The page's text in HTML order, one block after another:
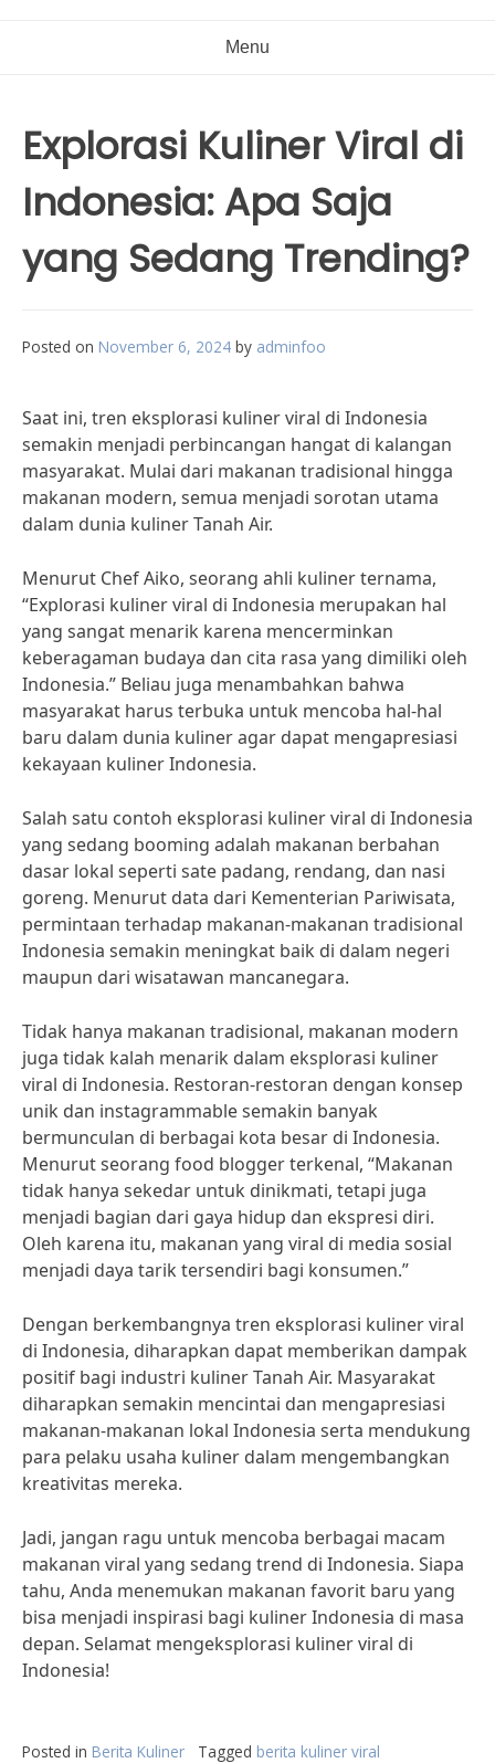
Menu
Explorasi Kuliner Viral di
Indonesia: Apa Saja
yang Sedang Trending?
Posted on November 6, 2024 by adminfoo
Saat ini, tren eksplorasi kuliner viral di Indonesia
semakin menjadi perbincangan hangat di kalangan
masyarakat. Mulai dari makanan tradisional hingga
makanan modern, semua menjadi sorotan utama
dalam dunia kuliner Tanah Air.
Menurut Chef Aiko, seorang ahli kuliner ternama,
“Explorasi kuliner viral di Indonesia merupakan hal
yang sangat menarik karena mencerminkan
keberagaman budaya dan cita rasa yang dimiliki oleh
Indonesia.” Beliau juga menambahkan bahwa
masyarakat harus terbuka untuk mencoba hal-hal
baru dalam dunia kuliner agar dapat mengapresiasi
kekayaan kuliner Indonesia.
Salah satu contoh eksplorasi kuliner viral di Indonesia
yang sedang booming adalah makanan berbahan
dasar lokal seperti sate padang, rendang, dan nasi
goreng. Menurut data dari Kementerian Pariwisata,
permintaan terhadap makanan-makanan tradisional
Indonesia semakin meningkat baik di dalam negeri
maupun dari wisatawan mancanegara.
Tidak hanya makanan tradisional, makanan modern
juga tidak kalah menarik dalam eksplorasi kuliner
viral di Indonesia. Restoran-restoran dengan konsep
unik dan instagrammable semakin banyak
bermunculan di berbagai kota besar di Indonesia.
Menurut seorang food blogger terkenal, “Makanan
tidak hanya sekedar untuk dinikmati, tetapi juga
menjadi bagian dari gaya hidup dan ekspresi diri.
Oleh karena itu, makanan yang viral di media sosial
menjadi daya tarik tersendiri bagi konsumen.”
Dengan berkembangnya tren eksplorasi kuliner viral
di Indonesia, diharapkan dapat memberikan dampak
positif bagi industri kuliner Tanah Air. Masyarakat
diharapkan semakin mencintai dan mengapresiasi
makanan-makanan lokal Indonesia serta mendukung
para pelaku usaha kuliner dalam mengembangkan
kreativitas mereka.
Jadi, jangan ragu untuk mencoba berbagai macam
makanan viral yang sedang trend di Indonesia. Siapa
tahu, Anda menemukan makanan favorit baru yang
bisa menjadi inspirasi bagi kuliner Indonesia di masa
depan. Selamat mengeksplorasi kuliner viral di
Indonesia!
Posted in Berita Kuliner Tagged berita kuliner viral